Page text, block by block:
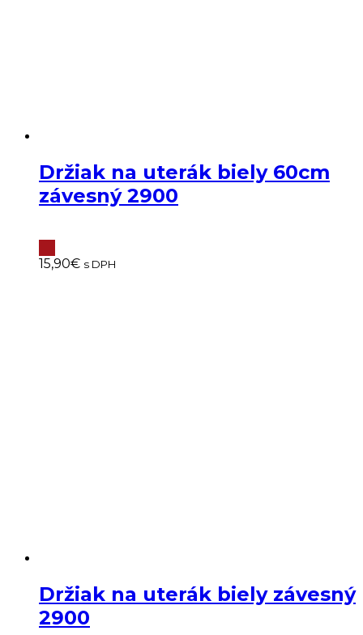
Držiak na uterák biely 60cm
závesný 2900
15,90€ s DPH
Držiak na uterák biely závesný
2900